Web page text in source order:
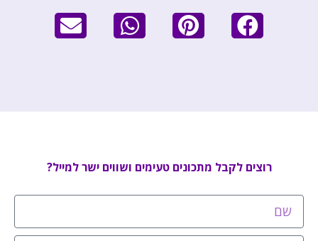
רוצים לקבל מתכונים טעימים ושווים ישר למייל?